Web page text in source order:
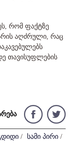
რომ ფაქტზე
აღძრული, რაც
თავისუფლების
/ სამი პირი /